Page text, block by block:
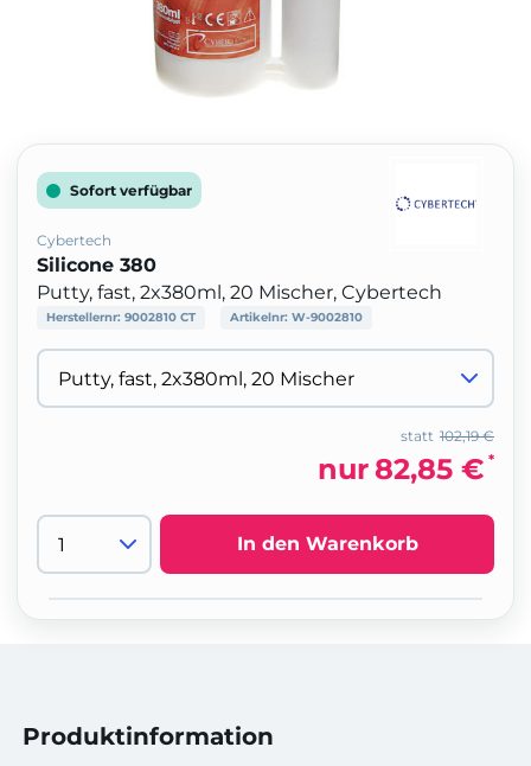
Sofort verfügbar
Cybertech
Silicone 380
Putty, fast, 2x380ml, 20 Mischer, Cybertech
Herstellernr: 9002810 CT Artikelnr: W-9002810
102,19 €
statt
nur 82,85 € *
In den Warenkorb
Produktinformation